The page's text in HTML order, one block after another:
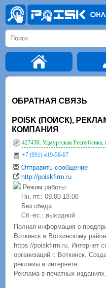
ОБРАТНАЯ СВЯЗЬ
POISK (ПОИСК),
КОМПАНИЯ
427430, Удмуртская Республика,
+7 (991) 419-58-07
Отправить сообщение
http://poiskfirm.ru
Режим работы:
Пн.-пт.: 09.00-18.00
Без обеда
Сб.-вс.: выходной
Полная информация о
Воткинск и Воткинскому
https://poiskfirm.ru. Интернет
организаций г. Воткинск.
рекламы в интернете.
Реклама в печатных